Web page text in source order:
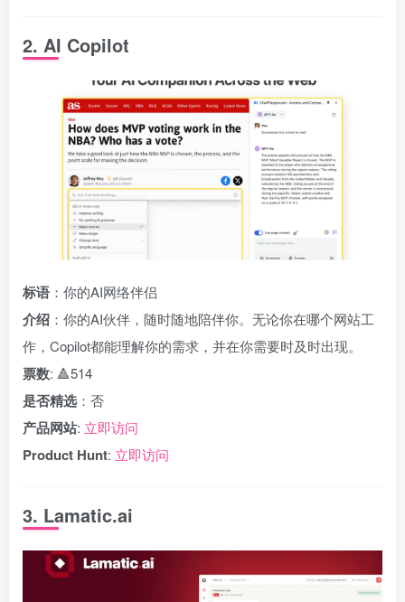
2. AI Copilot
标语 ：你的AI网络伴侣
介绍 ：你的AI伙伴，随时随地陪伴你。无论你在哪个网站工
作，Copilot都能理解你的需求，并在你需要时及时出现。
票数: 🔺514
是否精选 ：否
产品网站: 立即访问
Product Hunt: 立即访问
3. Lamatic.ai